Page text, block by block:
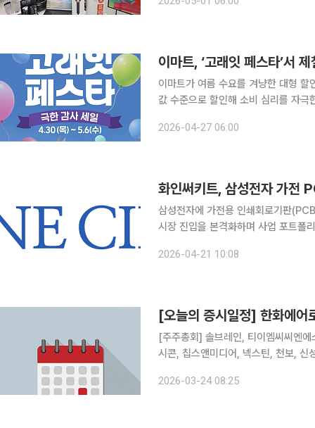
이마트, ‘고래잇 페스타’서
이마트가 여름 수요를 겨냥한 대형
값 수준으로 할인해 소비 심리를 자극한다는 전략이다. 이마트는
여름을 반값에 준비할 수 있는 ‘고래
2026-04-27 06:00
화인써키트, 삼성전자 가전
삼성전자에 가전용 인쇄회로기판
시장 진입을 본격화하며 사업 포트폴
2026-04-21 10:08
[오늘의 증시일정] 한화에어
[주주총회] 솔브레인, 티이엠씨씨엔
시콘, 칩스앤미디어, 넥스틴, 천보, 신
키이스트, 에스디생명공학, 에스씨엠
2026-03-24 08:25